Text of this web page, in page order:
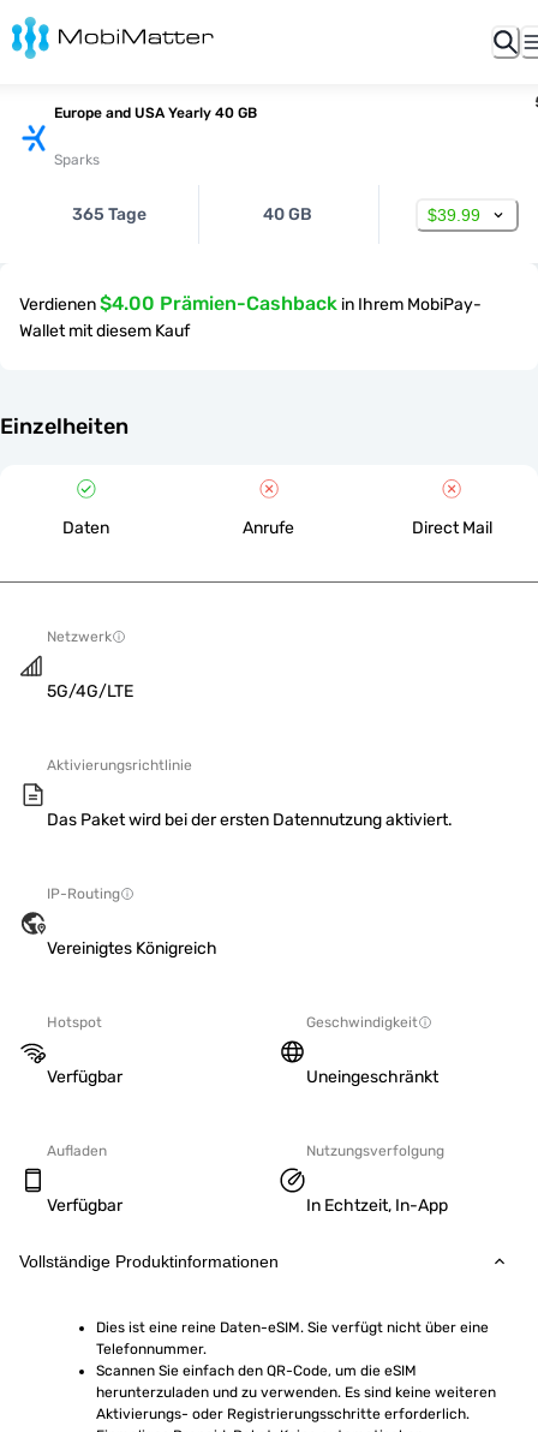
Europe and USA Yearly 40 GB
Sparks
365 Tage 40 GB $39.99
Verdienen$4.00 Prämien-Cashback in Ihrem MobiPay-
Wallet mit diesem Kauf
Einzelheiten
Daten Anrufe Direct Mail
Netzwerk
5G/4G/LTE
Aktivierungsrichtlinie
Das Paket wird bei der ersten Datennutzung aktiviert.
IP-Routing
Vereinigtes Königreich
Hotspot
Verfügbar
Geschwindigkeit
Uneingeschränkt
Aufladen
Verfügbar
Nutzungsverfolgung
In Echtzeit, In-App
Vollständige Produktinformationen
Dies ist eine reine Daten-eSIM. Sie verfügt nicht über eine
Telefonnummer.
Scannen Sie einfach den QR-Code, um die eSIM
herunterzuladen und zu verwenden. Es sind keine weiteren
Aktivierungs- oder Registrierungsschritte erforderlich.